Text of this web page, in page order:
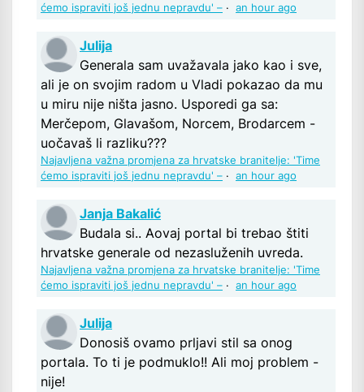
ćemo ispraviti još jednu nepravdu' – · an hour ago
Julija
Generala sam uvažavala jako kao i sve,
ali je on svojim radom u Vladi pokazao da mu
u miru nije ništa jasno. Usporedi ga sa:
Merčepom, Glavašom, Norcem, Brodarcem -
uočavaš li razliku???
Najavljena važna promjena za hrvatske branitelje: 'Time
ćemo ispraviti još jednu nepravdu' – · an hour ago
Janja Bakalić
Budala si.. Aovaj portal bi trebao štiti
hrvatske generale od nezasluženih uvreda.
Najavljena važna promjena za hrvatske branitelje: 'Time
ćemo ispraviti još jednu nepravdu' – · an hour ago
Julija
Donosiš ovamo prljavi stil sa onog
portala. To ti je podmuklo!! Ali moj problem -
nije!